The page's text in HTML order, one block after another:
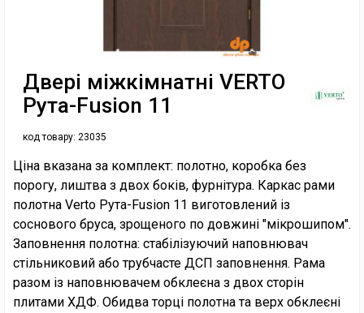
Двері міжкімнатні VERTO
Рута-Fusion 11
код товару: 23035
Ціна вказана за комплект: полотно, коробка без
порогу, лиштва з двох боків, фурнітура. Каркас рами
полотна Verto Рута-Fusion 11 виготовлений із
соснового бруса, зрощеного по довжині "мікрошипом".
Заповнення полотна: стабілізуючий наповнювач
стільниковий або трубчасте ДСП заповнення. Рама
разом із наповнювачем обклеєна з двох сторін
плитами ХДФ. Обидва торці полотна та верх обклеєні